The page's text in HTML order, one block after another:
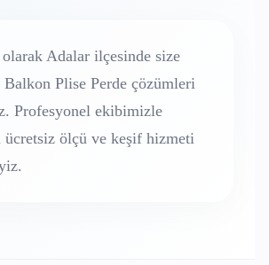
Adalar ilçesinde size
Balkon Plise Perde çözümleri
Profesyonel ekibimizle
ücretsiz ölçü ve keşif hizmeti